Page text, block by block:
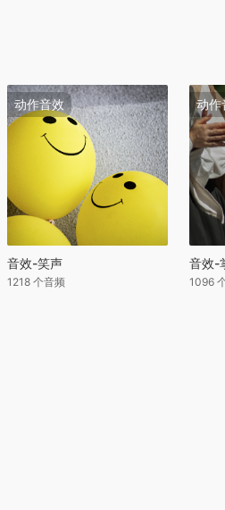
动作音效
音效-笑声
1218 个音频
动作
音效-
1096